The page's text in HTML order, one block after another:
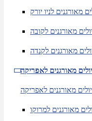
מאורגנים לניו יורק
מאורגנים לקובה
מאורגנים לקנדה
מאורגנים לאפריקה
מאורגנים לאפריקה
מאורגנים למרוקו